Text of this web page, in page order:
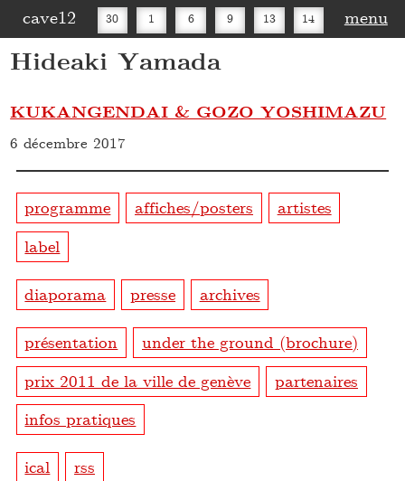
cave12 30 1 6 9 13 14
16
menu
Hideaki Yamada
KUKANGENDAI & GOZO YOSHIMAZU
6 décembre 2017
programme affiches/posters
artistes
label
diaporama presse archives
présentation
under the ground (brochure)
prix 2011 de la ville de genève
partenaires
infos pratiques
ical rss